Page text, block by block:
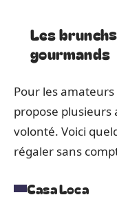
Les
gourmands
Pour les
propose plusieurs
volonté. Voici
régaler sans
Casa Loca